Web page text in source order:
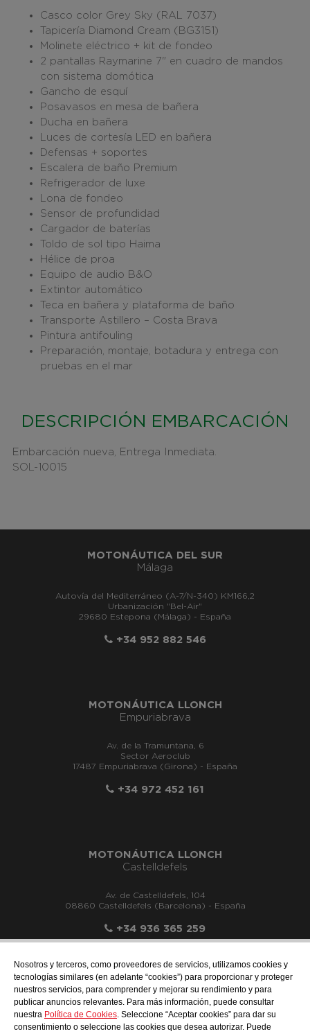
Casco color Grey Sky (RAL 7037)
Tapicería Diamond Cream (BG3151)
Molinete eléctrico + kit de fondeo
2 pantallas Raymarine 7" en cuadro de mandos
con sistema domótica
Gancho de esquí
Posavasos en mesa de bañera
Ducha en bañera
Luces de cortesía LED en bañera
Defensas + soportes
Escalera de baño Premium
Refrigerador de luxe
Lona de fondeo
Sensor de profundidad
Cargador de baterías
Toldo de sol tipo Haima
Hélice de proa
Equipo de audio B&O
Extintor automático
Teca en bañera y plataforma de baño
Transporte Astillero – Costa Brava
Pintura antifouling
Preparación, montaje, botadura y entrega con
pruebas en el mar
DESCRIPCIÓN EMBARCACIÓN
Embarcación nueva, Entrega Inmediata.
SOL-10015
Nosotros y terceros, como proveedores de servicios, utilizamos cookies y
tecnologías similares (en adelante “cookies”) para proporcionar y proteger
nuestros servicios, para comprender y mejorar su rendimiento y para
publicar anuncios relevantes. Para más información, puede consultar
nuestra Política de Cookies. Seleccione “Aceptar cookies” para dar su
consentimiento o seleccione las cookies que desea autorizar. Puede
MOTONÁUTICA DEL SUR
Málaga
Autovía del Mediterráneo (A-7/N-340) KM166,2
Urbanización "Bel-Air"
29680 Estepona (Málaga) - España
+34 952 882 546
MOTONÁUTICA LLONCH
Empuriabrava
Av. de la Tramuntana, 6
Sector Aeroclub
17487 Empuriabrava (Girona) - España
+34 972 452 161
MOTONÁUTICA LLONCH
Castelldefels
Av. de Castelldefels, 104
08860 Castelldefels (Barcelona) - España
+34 936 365 259
info@motonauticadelsur.com